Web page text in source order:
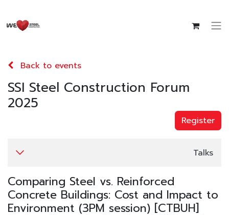
Back to events
SSI Steel Construction Forum
2025
Register
Talks
Comparing Steel vs. Reinforced
Concrete Buildings: Cost and Impact to
Environment (3PM session) [CTBUH]